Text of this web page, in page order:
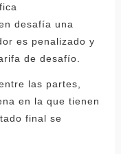
desafía una
es penalizado y
de desafío.
las partes,
en la que tienen
final se